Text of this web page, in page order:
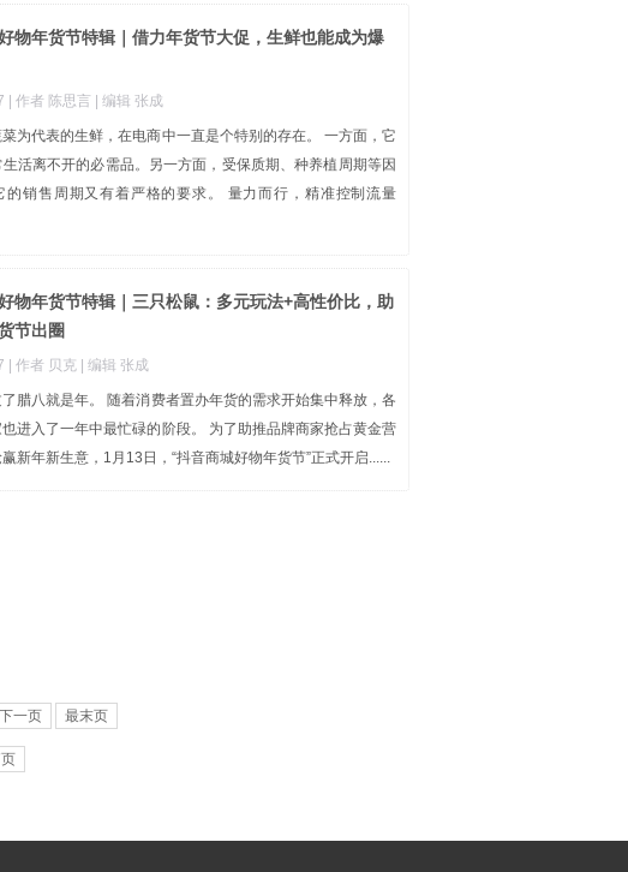
物年货节特辑｜借力年货节大促，生鲜也能成为爆
| 作者 陈思言 | 编辑 张成
菜为代表的生鲜，在电商中一直是个特别的存在。 一方面，它
活离不开的必需品。另一方面，受保质期、种养植周期等因
的销售周期又有着严格的要求。 量力而行，精准控制流量
物年货节特辑｜三只松鼠：多元玩法+高性价比，助
节出圈
| 作者 贝克 | 编辑 张成
腊八就是年。 随着消费者置办年货的需求开始集中释放，各
进入了一年中最忙碌的阶段。 为了助推品牌商家抢占黄金营
新年新生意，1月13日，“抖音商城好物年货节”正式开启......
下一页 最末页